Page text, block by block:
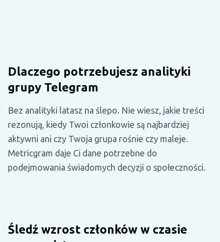
Dlaczego potrzebujesz analityki
grupy Telegram
Bez analityki latasz na ślepo. Nie wiesz, jakie treści
rezonują, kiedy Twoi członkowie są najbardziej
aktywni ani czy Twoja grupa rośnie czy maleje.
Metricgram daje Ci dane potrzebne do
podejmowania świadomych decyzji o społeczności.
Śledź wzrost członków w czasie